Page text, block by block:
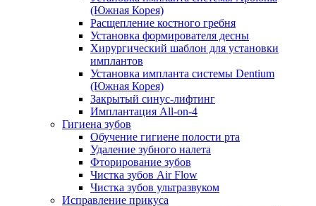
(Южная Корея)
Расщепление костного гребня
Установка формирователя десны
Хирургический шаблон для установки
имплантов
Установка импланта системы Dentium
(Южная Корея)
Закрытый синус-лифтинг
Имплантация All-on-4
Гигиена зубов
Обучение гигиене полости рта
Удаление зубного налета
Фторирование зубов
Чистка зубов Air Flow
Чистка зубов ультразвуком
Исправление прикуса